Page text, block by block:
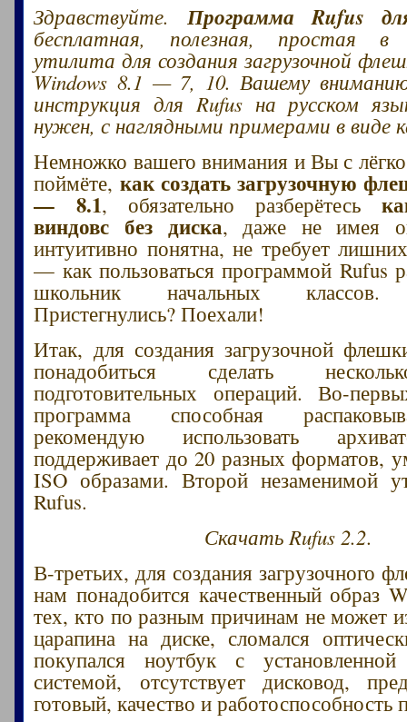
Здравствуйте. Программа Rufus
бесплатная, полезная, простая в
утилита для создания загрузочной
Windows 8.1 — 7, 10. Вашему
инструкция для Rufus на русском
нужен, с наглядными примерами в виде
Немножко вашего внимания и Вы с
поймёте, как создать загрузочную
— 8.1, обязательно разберётесь
виндовс без диска, даже не имея
интуитивно понятна, не требует
— как пользоваться программой Rufus
школьник начальных классов.
Пристегнулись? Поехали!
Итак, для создания загрузочной
понадобиться сделать
подготовительных операций. Во-
программа способная
рекомендую использовать
поддерживает до 20 разных форматов,
ISO образами. Второй незаменимой
Rufus.
Скачать Rufus 2.2.
В-третьих, для создания загрузочного
нам понадобится качественный образ
тех, кто по разным причинам не может
царапина на диске, сломался
покупался ноутбук с установленной
системой, отсутствует дисковод,
готовый, качество и работоспособность